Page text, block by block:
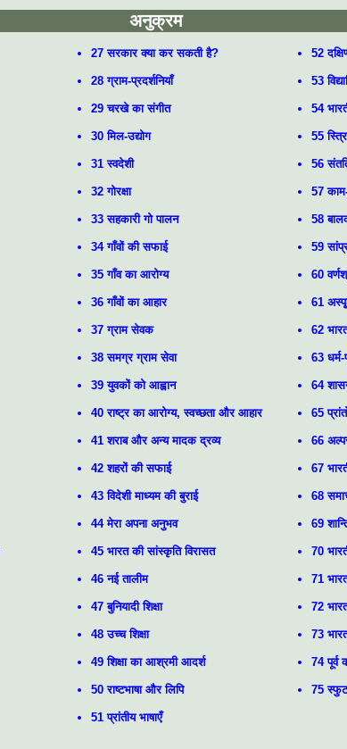
अनुक्रम
27 सरकार क्या कर सकती है?
28 ग्राम-प्रदर्शनियाँ
29 चरखे का संगीत
30 मिल-उद्योग
31 स्वदेशी
32 गोरक्षा
33 सहकारी गो पालन
34 गाँवों की सफाई
35 गाँव का आरोग्य
36 गाँवों का आहार
37 ग्राम सेवक
38 समग्र ग्राम सेवा
39 युवकों को आह्वान
40 राष्ट्र का आरोग्य, स्वच्छता और आहार
41 शराब और अन्य मादक द्रव्य
42 शहरों की सफाई
43 विदेशी माध्यम की बुराई
44 मेरा अपना अनुभव
45 भारत की सांस्कृति विरासत
46 नई तालीम
47 बुनियादी शिक्षा
48 उच्च शिक्षा
49 शिक्षा का आश्रमी आदर्श
50 राष्टभाषा और लिपि
51 प्रांतीय भाषाएँ
52
53
54
55
56
57 काम-
58
59
60
61
62
63 धर्म-
64
65
66
67
68
69
70
71
72
73
74 पूर्व
75